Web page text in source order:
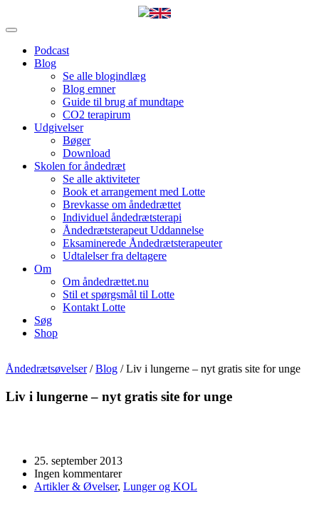
Podcast
Blog
Se alle blogindlæg
Blog emner
Guide til brug af mundtape
CO2 terapirum
Udgivelser
Bøger
Download
Skolen for åndedræt
Se alle aktiviteter
Book et arrangement med Lotte
Brevkasse om åndedrættet
Individuel åndedrætsterapi
Åndedrætsterapeut Uddannelse
Eksaminerede Åndedrætsterapeuter
Udtalelser fra deltagere
Om
Om åndedrættet.nu
Stil et spørgsmål til Lotte
Kontakt Lotte
Søg
Shop
Åndedrætsøvelser/Blog /Liv i lungerne – nyt gratis site for unge
Liv i lungerne – nyt gratis site for unge
25. september 2013
Ingen kommentarer
Artikler & Øvelser, Lunger og KOL